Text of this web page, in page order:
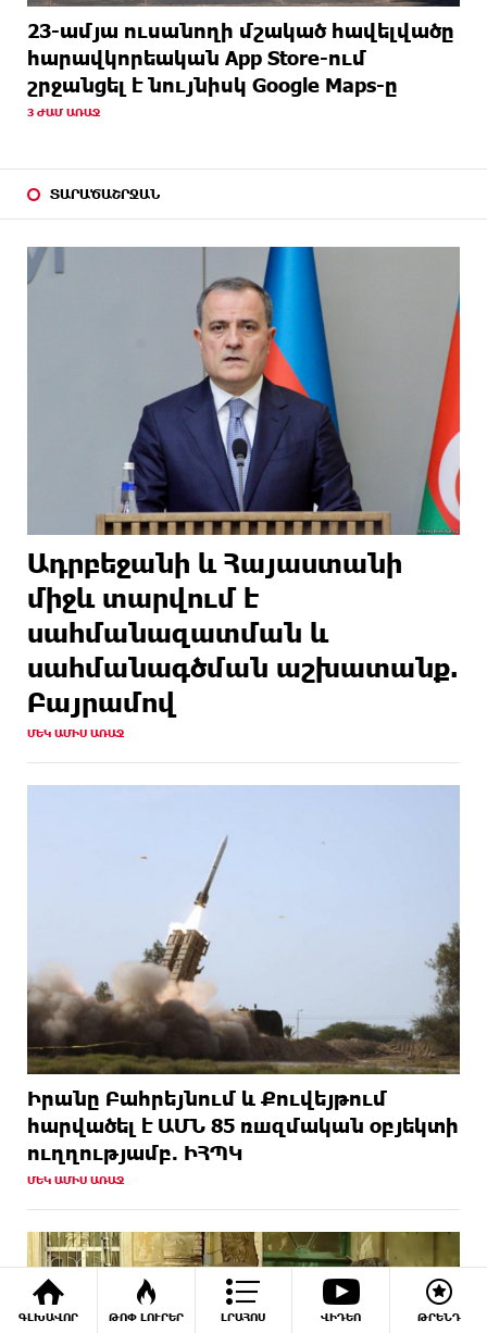
ԳԼԽԱՎՈՐ ԹՈՓ ԼՈՒՐԵՐ ԼՐԱՀՈՍ ՎԻԴԵՈ ԹՐԵՆԴ
23-ամյա ուսանողի մշակած հավելվածը
հարավկորեական App Store-ում
շրջանցել է նույնիսկ Google Maps-ը
3 ԺԱՄ ԱՌԱՋ
ՏԱՐԱԾԱՇՐՋԱՆ
Ադրբեջանի և Հայաստանի
միջև տարվում է
սահմանազատման և
սահմանագծման աշխատանք.
Բայրամով
ՄԵԿ ԱՄԻՍ ԱՌԱՋ
Իրանը Բահրեյնում և Քուվեյթում
hարվածել է ԱՄՆ 85 ռшզմական օբյեկտի
ուղղությամբ. ԻՀՊԿ
ՄԵԿ ԱՄԻՍ ԱՌԱՋ